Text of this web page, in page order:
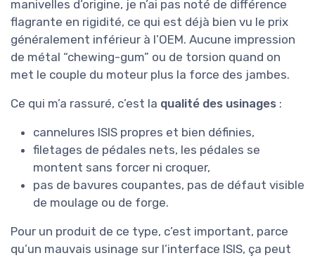
manivelles d’origine, je n’ai pas noté de différence
flagrante en rigidité, ce qui est déjà bien vu le prix
généralement inférieur à l’OEM. Aucune impression
de métal “chewing-gum” ou de torsion quand on
met le couple du moteur plus la force des jambes.
Ce qui m’a rassuré, c’est la qualité des usinages :
cannelures ISIS propres et bien définies,
filetages de pédales nets, les pédales se
montent sans forcer ni croquer,
pas de bavures coupantes, pas de défaut visible
de moulage ou de forge.
Pour un produit de ce type, c’est important, parce
qu’un mauvais usinage sur l’interface ISIS, ça peut